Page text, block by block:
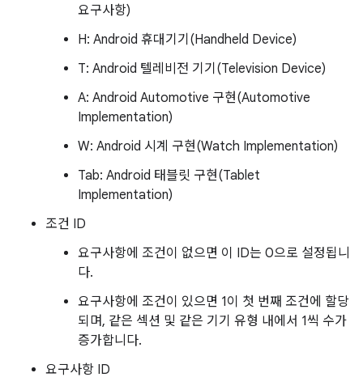
H: Android 휴대기기(Handheld Device)
T: Android 텔레비전 기기(Television Device)
A: Android Automotive 구현(Automotive
Implementation)
W: Android 시계 구현(Watch Implementation)
Tab: Android 태블릿 구현(Tablet
Implementation)
조건 ID
요구사항에 조건이 없으면 이 ID는 0으로 설정됩니
다.
요구사항에 조건이 있으면 1이 첫 번째 조건에 할당
되며, 같은 섹션 및 같은 기기 유형 내에서 1씩 수가
증가합니다.
요구사항 ID